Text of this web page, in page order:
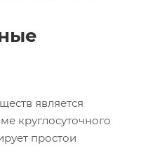
является
круглосуточного
простои